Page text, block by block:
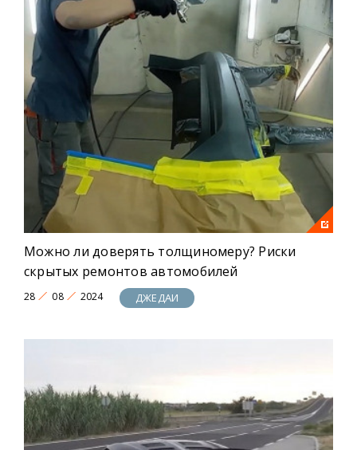
Можно ли доверять толщиномеру? Риски
скрытых ремонтов автомобилей
28 08 2024 ДЖЕДАИ